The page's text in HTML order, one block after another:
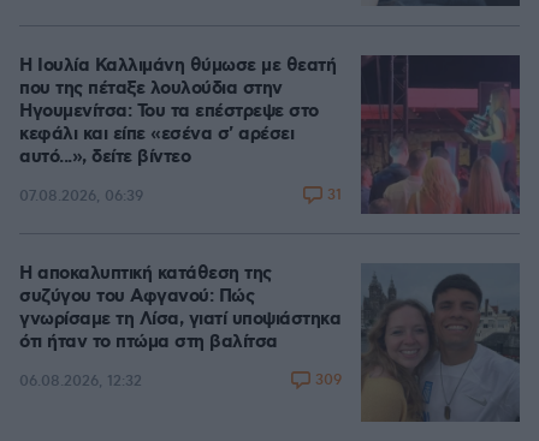
Η Ιουλία Καλλιμάνη θύμωσε με θεατή
που της πέταξε λουλούδια στην
Ηγουμενίτσα: Του τα επέστρεψε στο
κεφάλι και είπε «εσένα σ' αρέσει
αυτό...», δείτε βίντεο
07.08.2026, 06:39 31
Η αποκαλυπτική κατάθεση της
συζύγου του Αφγανού: Πώς
γνωρίσαμε τη Λίσα, γιατί υποψιάστηκα
ότι ήταν το πτώμα στη βαλίτσα
06.08.2026, 12:32 309